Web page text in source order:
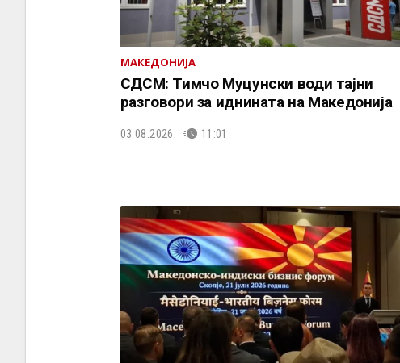
МАКЕДОНИЈА
СДСМ: Тимчо Муцунски води тајни
разговори за иднината на Македонија
03.08.2026. 11:01